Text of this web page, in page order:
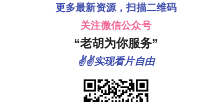
更多最新资源，扫描二维码
关注微信公众号
“老胡为你服务”
✌✌实现看片自由